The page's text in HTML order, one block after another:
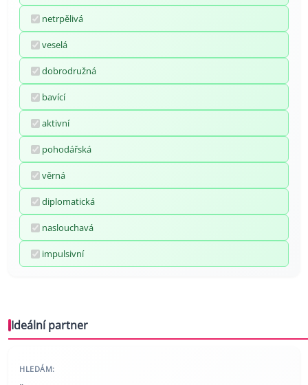
netrpělivá
veselá
dobrodružná
bavící
aktivní
pohodářská
věrná
diplomatická
naslouchavá
impulsivní
Ideální partner
HLEDÁM: